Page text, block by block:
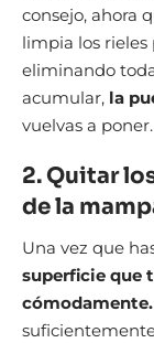
consejo, ahora
limpia los rieles
eliminando
acumular, la
vuelvas a poner.
2. Quitar
de la
Una vez que
superficie que
cómodamente.